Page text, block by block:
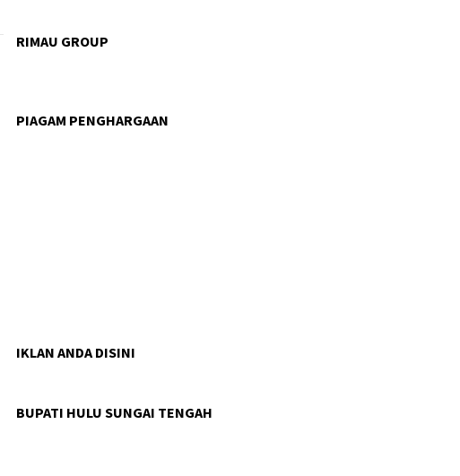
RIMAU GROUP
PIAGAM PENGHARGAAN
IKLAN ANDA DISINI
BUPATI HULU SUNGAI TENGAH